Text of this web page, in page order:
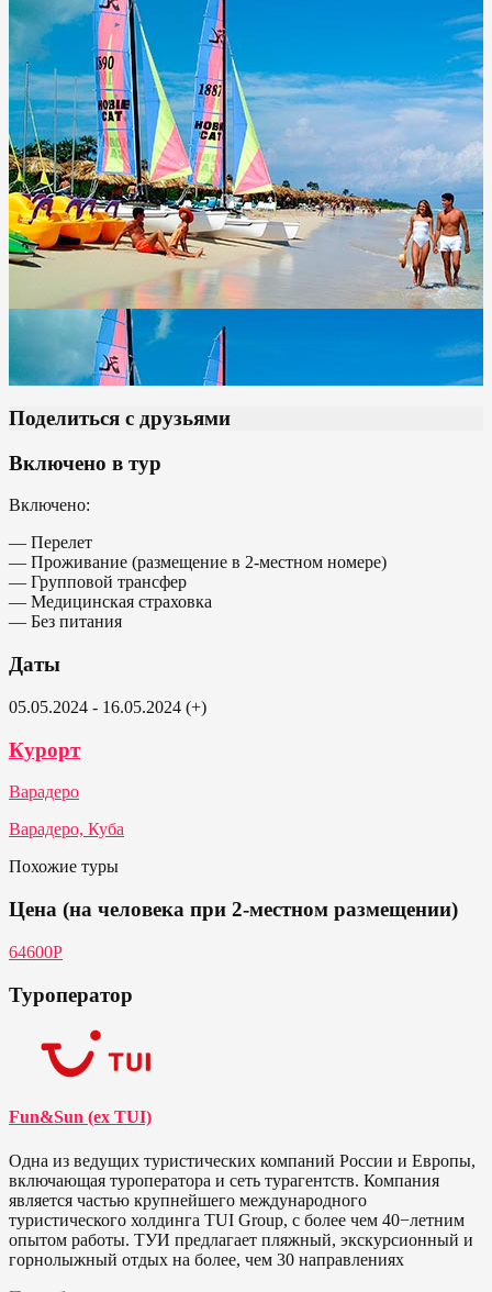
Поделиться с друзьями
Включено в тур
Включено:
— Перелет
— Проживание (размещение в 2-местном номере)
— Групповой трансфер
— Медицинская страховка
— Без питания
Даты
05.05.2024 - 16.05.2024 (+)
Курорт
Варадеро
Варадеро, Куба
Похожие туры
Цена (на человека при 2-местном размещении)
64600Р
Туроператор
Fun&Sun (ex TUI)
Одна из ведущих туристических компаний России и Европы,
включающая туроператора и сеть турагентств. Компания
является частью крупнейшего международного
туристического холдинга TUI Group, с более чем 40−летним
опытом работы. ТУИ предлагает пляжный, экскурсионный и
горнолыжный отдых на более, чем 30 направлениях